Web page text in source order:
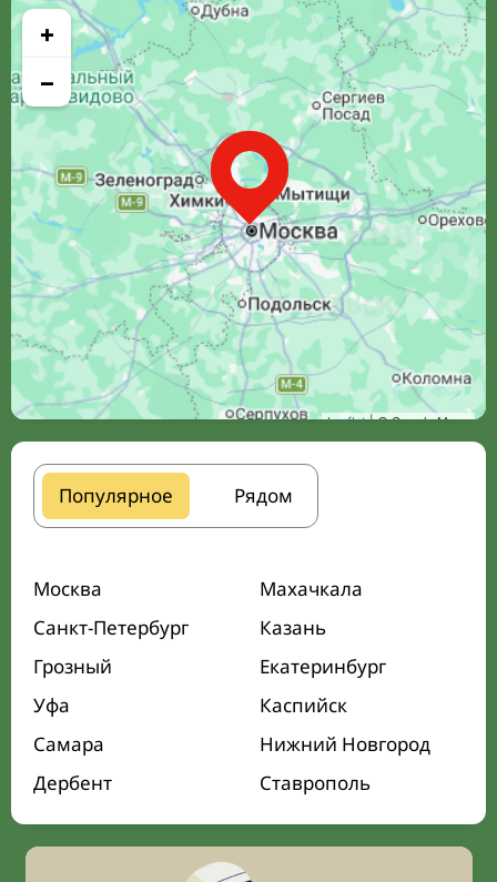
+
−
Leaflet| © Google Maps
Популярное Рядом
Москва
Махачкала
Санкт-Петербург
Казань
Грозный
Екатеринбург
Уфа
Каспийск
Самара
Нижний Новгород
Дербент
Ставрополь